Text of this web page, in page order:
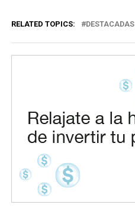
RELATED TOPICS: DESTACADAS